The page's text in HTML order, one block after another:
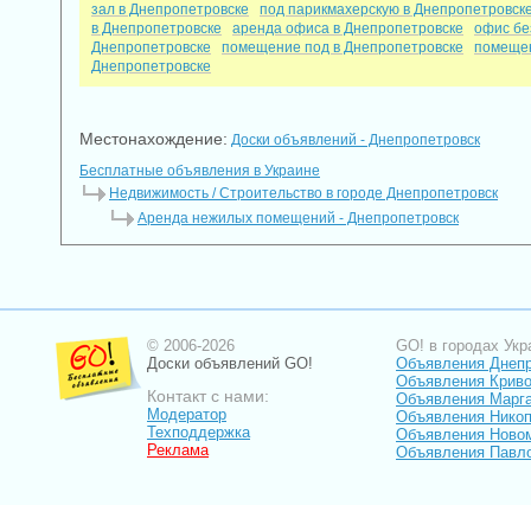
зал в Днепропетровске
под парикмахерскую в
в Днепропетровске
аренда офиса в Днепропетровске
офис
Днепропетровске
помещение под в Днепропетровске
Днепропетровске
Местонахождение: Доски объявлений - Днепропетровск
Бесплатные объявления в Украине
Недвижимость / Строительство в городе Днепропетровск
Аренда нежилых помещений - Днепропетровск
© 2006-2026
Доски объявлений GO!
Контакт с нами:
Модератор
Техподдержка
Реклама
GO! в городах
Объявления
Объявления
Объявления
Объявления
Объявления
Объявления